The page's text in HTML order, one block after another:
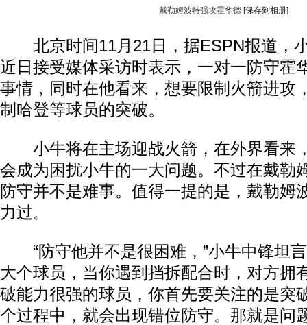
戴勒姆波特强攻霍华德 [保存到相册]
北京时间11月21日，据ESPN报道，
近日接受媒体采访时表示，一对一防守霍
事情，同时在他看来，想要限制火箭进攻
制哈登等球员的突破。
小牛将在主场迎战火箭，在外界看来
会成为困扰小牛的一大问题。不过在戴勒
防守并不是难事。值得一提的是，戴勒姆
力过。
“防守他并不是很困难，”小牛中锋坦言
大个球员，当你遇到挡拆配合时，对方拥
破能力很强的球员，你首先要关注的是突
个过程中，就会出现错位防守。那就是问